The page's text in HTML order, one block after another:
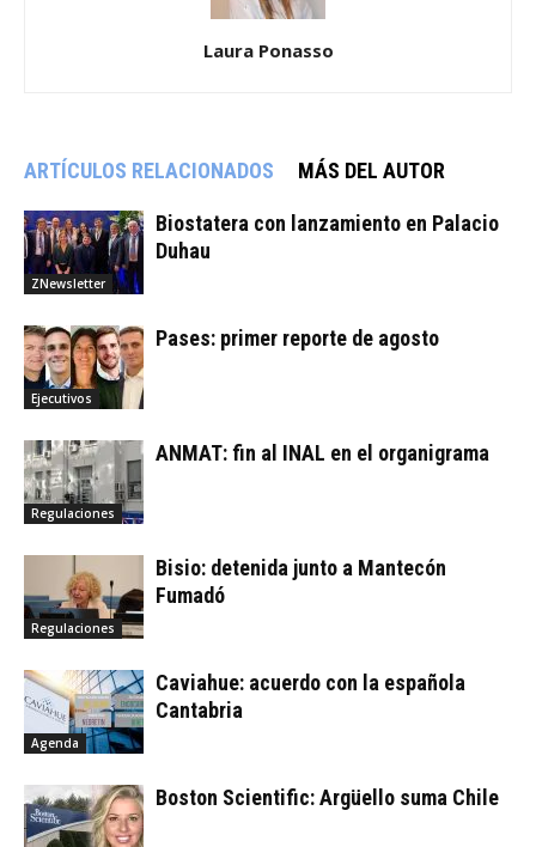
Laura Ponasso
ARTÍCULOS RELACIONADOS MÁS DEL AUTOR
ZNewsletter
Biostatera con lanzamiento en Palacio
Duhau
Ejecutivos
Pases: primer reporte de agosto
Regulaciones
ANMAT: fin al INAL en el organigrama
Regulaciones
Bisio: detenida junto a Mantecón
Fumadó
Agenda
Caviahue: acuerdo con la española
Cantabria
Boston Scientific: Argüello suma Chile